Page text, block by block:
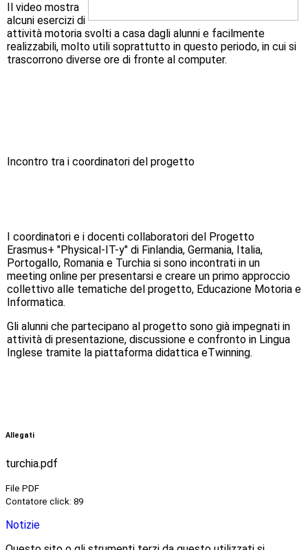
Il video mostra
alcuni esercizi di
attività motoria svolti a casa dagli alunni e facilmente
realizzabili, molto utili soprattutto in questo periodo, in cui si
trascorrono diverse ore di fronte al computer.
Incontro tra i coordinatori del progetto
I coordinatori e i docenti collaboratori del Progetto
Erasmus+ "Physical-IT-y" di Finlandia, Germania, Italia,
Portogallo, Romania e Turchia si sono incontrati in un
meeting online per presentarsi e creare un primo approccio
collettivo alle tematiche del progetto, Educazione Motoria e
Informatica.
Gli alunni che partecipano al progetto sono già impegnati in
attività di presentazione, discussione e confronto in Lingua
Inglese tramite la piattaforma didattica eTwinning.
Allegati
turchia.pdf
File PDF
Contatore click: 89
Notizie